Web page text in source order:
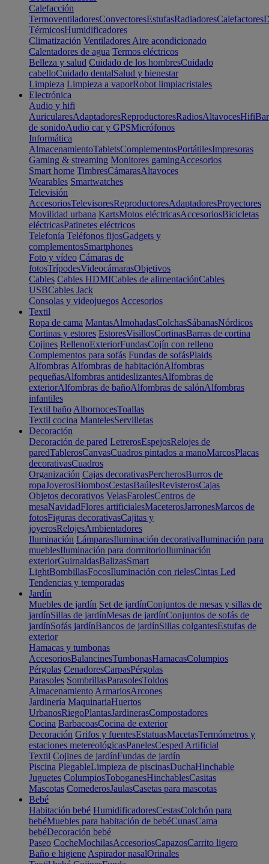
Calefacción
TermoventiladoresConvectoresEstufasRadiadoresCalefactores
TérmicosHumidificadores
Climatización Ventiladores Aire acondicionado
Calentadores de agua Termos eléctricos
Belleza y salud Cuidado de los hombresCuidado
cabelloCuidado dentalSalud y bienestar
Limpieza Limpieza a vaporRobot limpiacristales
Electrónica
Audio y hifi
AuricularesAdaptadoresReproductoresRadiosAltavocesHifi
de sonidoAudio car y GPSMicrófonos
Informática
AlmacenamientoTabletsComplementosPortátilesImpresoras
Gaming & streaming Monitores gamingAccesorios
Smart home TimbresCámarasAltavoces
Wearables Smartwatches
Televisión
AccesoriosTelevisoresReproductoresAdaptadoresProyectores
Movilidad urbana KartsMotos eléctricasAccesoriosBicicletas
eléctricasPatinetes eléctricos
Telefonía Teléfonos fijosGadgets y
complementosSmartphones
Foto y vídeo Cámaras de
fotosTrípodesVideocámarasObjetivos
Cables Cables HDMICables de alimentaciónCables
USBCables Jack
Consolas y videojuegos Accesorios
Textil
Ropa de cama MantasAlmohadasColchasSábanasNórdicos
Cortinas y estores EstoresVisillosCortinasBarras de cortina
Cojines RellenoExteriorFundasCojín con relleno
Complementos para sofás Fundas de sofásPlaids
Alfombras Alfombras de habitaciónAlfombras
pequeñasAlfombras antideslizantesAlfombras de
exteriorAlfombras de bañoAlfombras de salónAlfombras
infantiles
Textil baño AlbornocesToallas
Textil cocina MantelesServilletas
Decoración
Decoración de pared LetrerosEspejosRelojes de
paredTablerosCanvasCuadros pintados a manoMarcosPlacas
decorativasCuadros
Organización Cajas decorativasPercherosBurros de
ropaJoyerosBiombosCestasBaúlesRevisterosCajas
Objetos decorativos VelasFarolesCentros de
mesaNavidadFlores artificialesMaceterosJarronesMarcos de
fotosFiguras decorativasCajitas y
joyerosRelojesAmbientadores
Iluminación LámparasIluminación decorativaIluminación para
mueblesIluminación para dormitorioIluminación
exteriorGuirnaldasBalizasSmart
LightBombillasFocosIluminación con rielesCintas Led
Tendencias y temporadas
Jardín
Muebles de jardín Set de jardínConjuntos de mesas y sillas de
jardínSillas de jardínMesas de jardínConjuntos de sofás de
jardínSofás jardínBancos de jardínSillas colgantesEstufas de
exterior
Hamacas y tumbonas
AccesoriosBalancinesTumbonasHamacasColumpios
Pérgolas CenadoresCarpasPérgolas
Parasoles SombrillasParasolesToldos
Almacenamiento ArmariosArcones
Jardinería MaquinariaHuertos
UrbanosRiegoPlantasJardinerasCompostadores
Cocina BarbacoasCocina de exterior
Decoración Grifos y fuentesEstatuasMacetasTermómetros y
estaciones metereológicasPanelesCesped Artificial
Textil Cojines de jardínFundas de jardín
Piscina PlegableLimpieza de piscinasDuchaHinchable
Juguetes ColumpiosToboganesHinchablesCasitas
Mascotas ComederosJaulasCasetas para mascotas
Bebé
Habitación bebé HumidificadoresCestasColchón para
bebéMuebles para habitación de bebéCunasCama
bebéDecoración bebé
Paseo CocheMochilasAccesoriosCapazosCarrito ligero
Baño e higiene Aspirador nasalOrinales